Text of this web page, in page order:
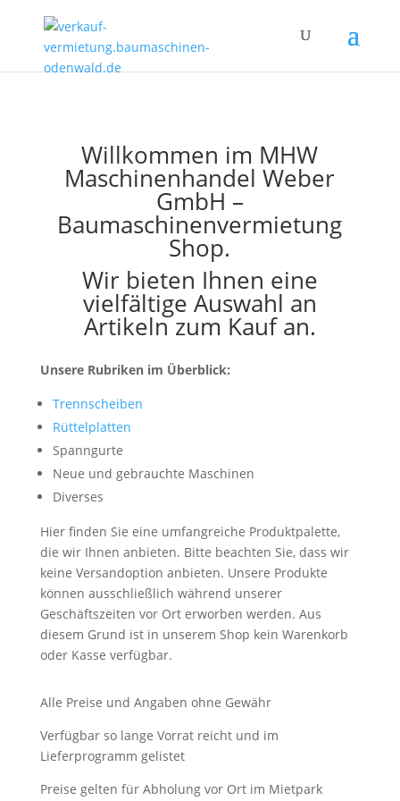
Willkommen im MHW
Maschinenhandel Weber
GmbH –
Baumaschinenvermietung
Shop.
Wir bieten Ihnen eine
vielfältige Auswahl an
Artikeln zum Kauf an.
Unsere Rubriken im Überblick:
Trennscheiben
Rüttelplatten
Spanngurte
Neue und gebrauchte Maschinen
Diverses
Hier finden Sie eine umfangreiche Produktpalette,
die wir Ihnen anbieten. Bitte beachten Sie, dass wir
keine Versandoption anbieten. Unsere Produkte
können ausschließlich während unserer
Geschäftszeiten vor Ort erworben werden. Aus
diesem Grund ist in unserem Shop kein Warenkorb
oder Kasse verfügbar.
Alle Preise und Angaben ohne Gewähr
Verfügbar so lange Vorrat reicht und im
Lieferprogramm gelistet
Preise gelten für Abholung vor Ort im Mietpark